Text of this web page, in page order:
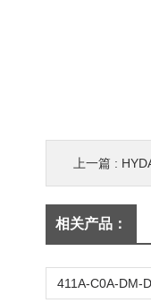
上一篇 :
相关产品：